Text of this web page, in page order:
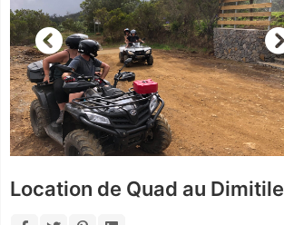
Location de Quad au Dimitile